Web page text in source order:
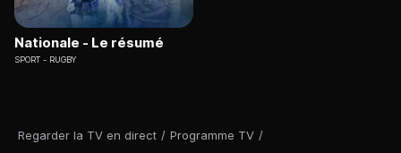
Regarder la TV en direct / Programme TV /
Nationale - Le résumé
SPORT RUGBY